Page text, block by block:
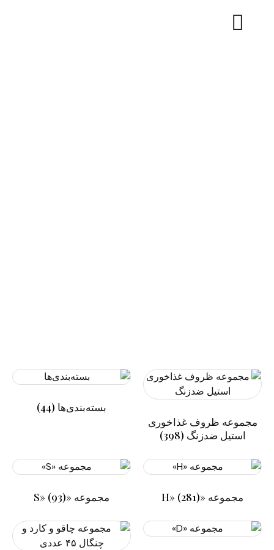
مجموعه ظروف غذاخوری
استیل ضدزنگ (398)
بسته‌بندی‌ها (44)
مجموعه «H»(281) مجموعه «S»(93)